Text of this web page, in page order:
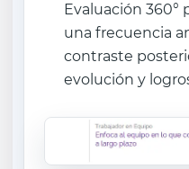
Evaluación
una frecuencia
contraste
evolución y